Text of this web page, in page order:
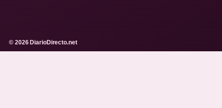
© 2026 DiarioDirecto.net